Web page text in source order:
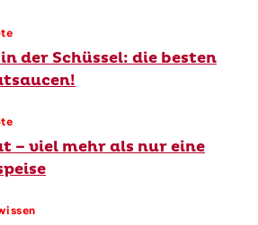
in der Schüssel: die besten
– viel mehr als nur eine